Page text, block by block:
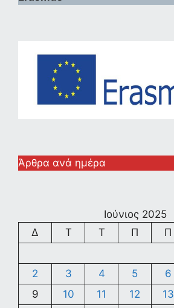
Άρθρα ανά ημέρα
Ιούνιος 2025
Δ
Τ Τ Π Π
2
3 4 5 6
9
10 11 12 13